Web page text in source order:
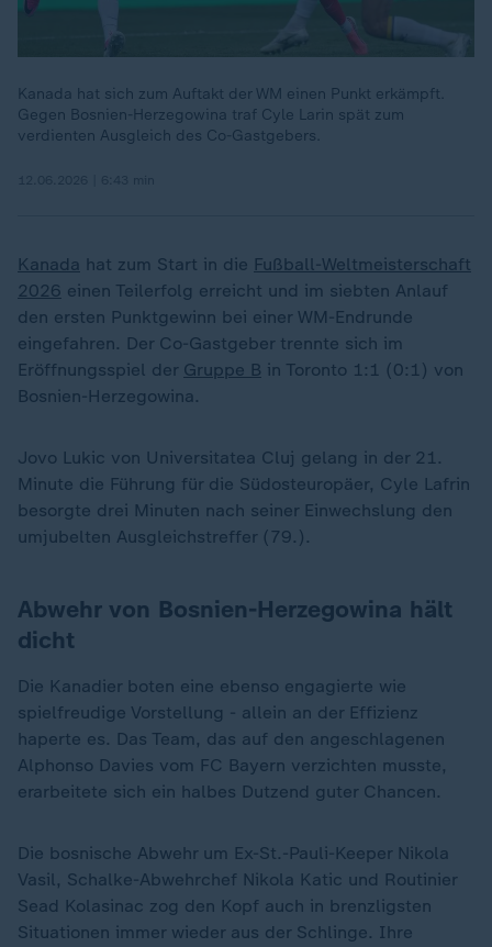
Kanada hat sich zum Auftakt der WM einen Punkt erkämpft.
Gegen Bosnien-Herzegowina traf Cyle Larin spät zum
verdienten Ausgleich des Co-Gastgebers.
Kanada hat zum Start in die Fußball-Weltmeisterschaft
2026 einen Teilerfolg erreicht und im siebten Anlauf
den ersten Punktgewinn bei einer WM-Endrunde
eingefahren. Der Co-Gastgeber trennte sich im
Eröffnungsspiel der Gruppe B in Toronto 1:1 (0:1) von
Bosnien-Herzegowina.
Jovo Lukic von Universitatea Cluj gelang in der 21.
Minute die Führung für die Südosteuropäer, Cyle Lafrin
besorgte drei Minuten nach seiner Einwechslung den
umjubelten Ausgleichstreffer (79.).
Abwehr von Bosnien-Herzegowina hält
dicht
Die Kanadier boten eine ebenso engagierte wie
spielfreudige Vorstellung - allein an der Effizienz
haperte es. Das Team, das auf den angeschlagenen
Alphonso Davies vom FC Bayern verzichten musste,
erarbeitete sich ein halbes Dutzend guter Chancen.
Die bosnische Abwehr um Ex-St.-Pauli-Keeper Nikola
Vasil, Schalke-Abwehrchef Nikola Katic und Routinier
Sead Kolasinac zog den Kopf auch in brenzligsten
Situationen immer wieder aus der Schlinge. Ihre